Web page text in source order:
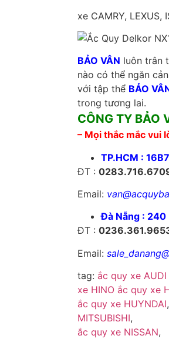
xe CAMRY, LEXUS,
BẢO VÂN luôn trân
nào có thể ngăn
với tập thể BẢO
trong tương lai.
CÔNG TY BẢO
– Mọi thắc mắc vui
TP.HCM :
ĐT :
Email:
Đà Nẵng : 240
ĐT :
Email:
tag: ắc quy xe AUDI
xe HINO ắc quy xe
ắc quy xe HUYNDAI,
MITSUBISHI,
ắc quy xe NISSAN,